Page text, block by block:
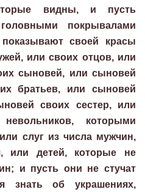
видны, и пусть
покрывалами
своей красы
или своих отцов, или
сыновей, или сыновей
братьев, или сыновей
своих сестер, или
которыми
слуг из числа мужчин,
или детей, которые не
и пусть они не стучат
знать об украшениях,